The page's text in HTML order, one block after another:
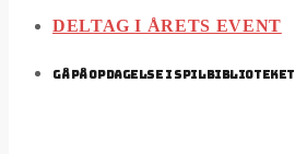
DELTAG I ÅRETS EVENT
GÅ PÅ OPDAGELSE I SPILBIBLIOTEKET